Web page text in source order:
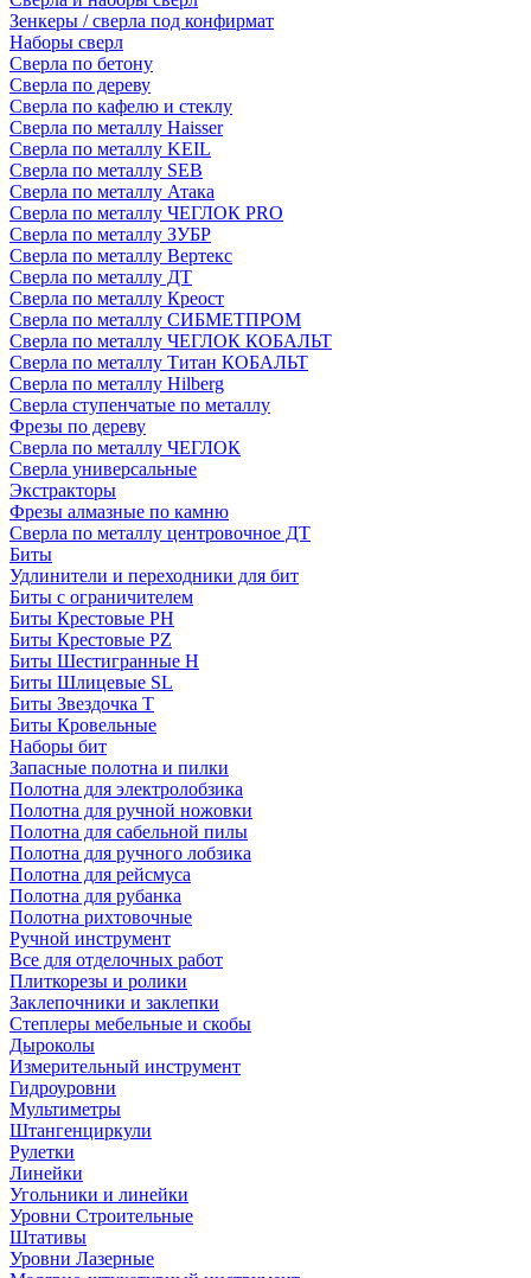
Зенкеры / сверла под конфирмат
Наборы сверл
Сверла по бетону
Сверла по дереву
Сверла по кафелю и стеклу
Сверла по металлу Haisser
Сверла по металлу KEIL
Сверла по металлу SEB
Сверла по металлу Атака
Сверла по металлу ЧЕГЛОК PRO
Сверла по металлу ЗУБР
Сверла по металлу Вертекс
Сверла по металлу ДТ
Сверла по металлу Креост
Сверла по металлу СИБМЕТПРОМ
Сверла по металлу ЧЕГЛОК КОБАЛЬТ
Сверла по металлу Титан КОБАЛЬТ
Сверла по металлу Hilberg
Сверла ступенчатые по металлу
Фрезы по дереву
Сверла по металлу ЧЕГЛОК
Сверла универсальные
Экстракторы
Фрезы алмазные по камню
Сверла по металлу центровочное ДТ
Биты
Удлинители и переходники для бит
Биты с ограничителем
Биты Крестовые PH
Биты Крестовые PZ
Биты Шестигранные H
Биты Шлицевые SL
Биты Звездочка T
Биты Кровельные
Наборы бит
Запасные полотна и пилки
Полотна для электролобзика
Полотна для ручной ножовки
Полотна для сабельной пилы
Полотна для ручного лобзика
Полотна для рейсмуса
Полотна для рубанка
Полотна рихтовочные
Ручной инструмент
Все для отделочных работ
Плиткорезы и ролики
Заклепочники и заклепки
Степлеры мебельные и скобы
Дыроколы
Измерительный инструмент
Гидроуровни
Мультиметры
Штангенциркули
Рулетки
Линейки
Угольники и линейки
Уровни Строительные
Штативы
Уровни Лазерные